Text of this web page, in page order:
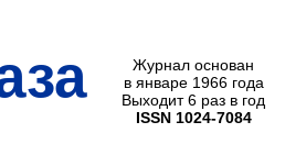
Журнал основан
в январе 1966 года
Выходит 6 раз в год
ISSN 1024-7084